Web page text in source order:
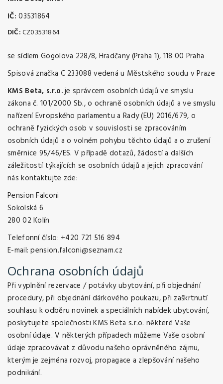
IČ: 03531864
DIČ:CZ03531864
se sídlem Gogolova 228/8, Hradčany (Praha 1), 118 00 Praha
Spisová značka C 233088 vedená u Městského soudu v Praze
KMS Beta, s.r.o.je správcem osobních údajů ve smyslu
zákona č. 101/2000 Sb., o ochraně osobních údajů a ve smyslu
nařízení Evropského parlamentu a Rady (EU) 2016/679, o
ochraně fyzických osob v souvislosti se zpracováním
osobních údajů a o volném pohybu těchto údajů a o zrušení
směrnice 95/46/ES. V případě dotazů, žádostí a dalších
záležitostí týkajících se osobních údajů a jejich zpracování
nás kontaktujte zde:
Pension Falconi
Sokolská 6
280 02 Kolín
Telefonní číslo: +420 721 516 894
E-mail: pension.falconi@seznam.cz
Ochrana osobních údajů
Při vyplnění rezervace / potávky ubytování, při objednání
procedury, při objednání dárkového poukazu, při zaškrtnutí
souhlasu k odběru novinek a speciálních nabídek ubytování,
poskytujete společnosti KMS Beta s.r.o. některé Vaše
osobní údaje. V některých případech můžeme Vaše osobní
údaje zpracovávat z důvodu našeho oprávněného zájmu,
kterým je zejména rozvoj, propagace a zlepšování našeho
podnikání.